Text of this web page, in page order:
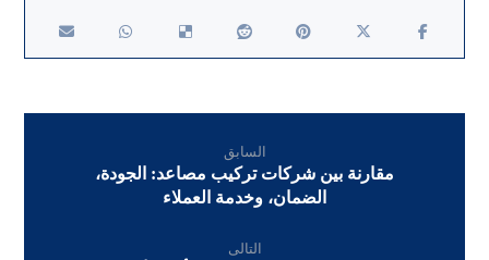
السابق
مقارنة بين شركات تركيب مصاعد: الجودة،
الضمان، وخدمة العملاء
التالى